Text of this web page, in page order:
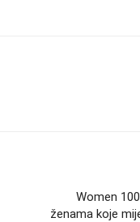
Women
ženama koje